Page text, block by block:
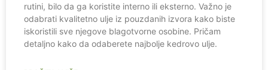
rutini, bilo da ga koristite interno ili eksterno. Važno je
odabrati kvalitetno ulje iz pouzdanih izvora kako biste
iskoristili sve njegove blagotvorne osobine. Pričam
detaljno kako da odaberete najbolje kedrovo ulje.